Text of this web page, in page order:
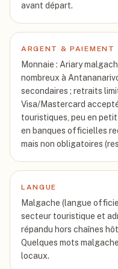
avant départ.
ARGENT & PAIEMENT
Monnaie : Ariary
nombreux à
secondaires ; retraits
Visa/Mastercard
touristiques, peu en
en banques officielles
mais non obligatoires
LANGUE
Malgache (langue
secteur touristique et
répandu hors chaînes
Quelques mots
locaux.